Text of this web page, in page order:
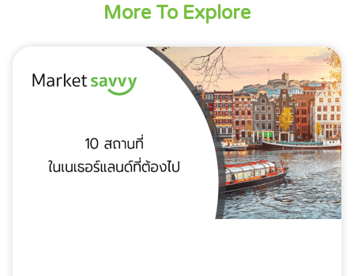
More To Explore